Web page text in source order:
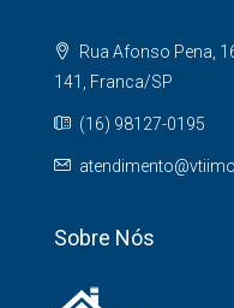
Rua Afonso Pena,
141, Franca/SP
(16) 98127-0195
Sobre Nós